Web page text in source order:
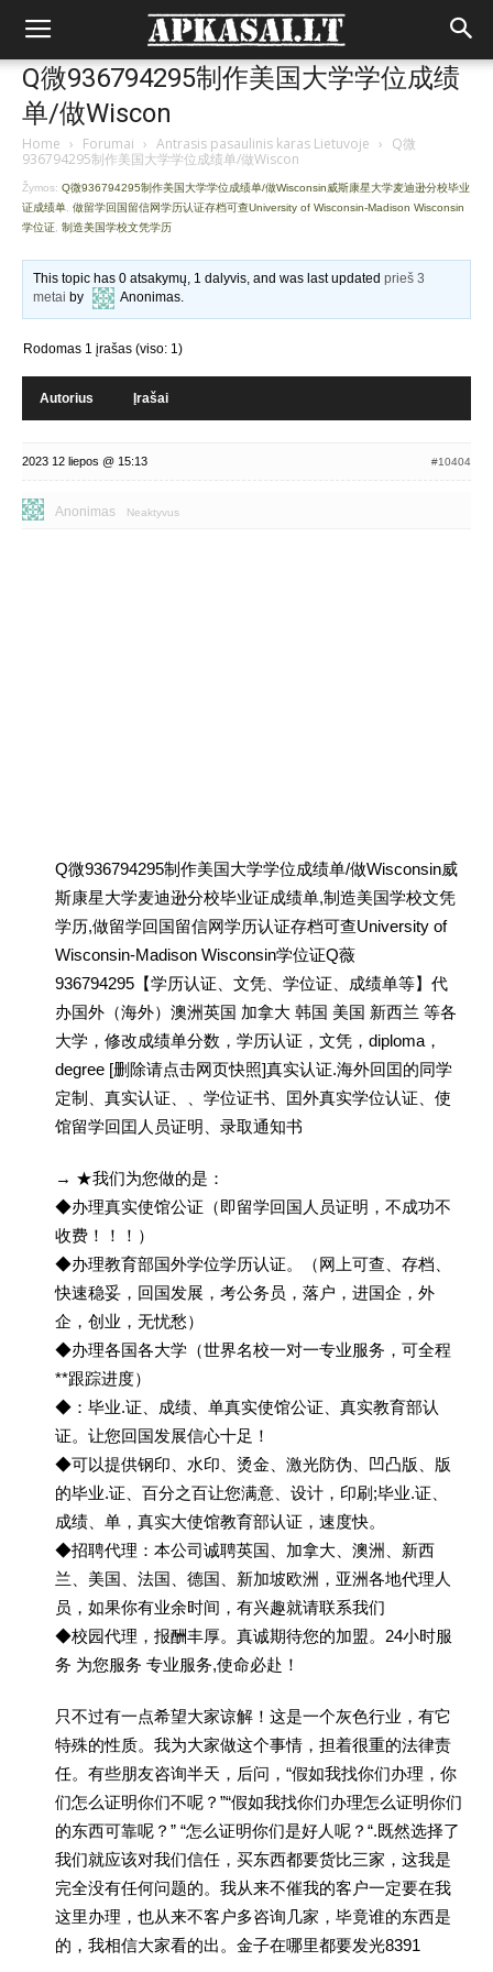
Q微936794295制作美国大学学位成绩
单/做Wiscon
Home › Forumai › Antrasis pasaulinis karas Lietuvoje › Q微
936794295制作美国大学学位成绩单/做Wiscon
Žymos: Q微936794295制作美国大学学位成绩单/做Wisconsin威斯康星大学麦迪逊分校毕业
证成绩单 做留学回国留信网学历认证存档可查University of Wisconsin-Madison Wisconsin
学位证 制造美国学校文凭学历
This topic has 0 atsakymų, 1 dalyvis, and was last updatedprieš 3
metai by Anonimas.
Rodomas 1 įrašas (viso: 1)
Autorius Įrašai
2023 12 liepos @ 15:13 #10404
Anonimas Neaktyvus
Q微936794295制作美国大学学位成绩单/做Wisconsin威
斯康星大学麦迪逊分校毕业证成绩单,制造美国学校文凭
学历,做留学回国留信网学历认证存档可查University of
Wisconsin-Madison Wisconsin学位证Q薇
936794295【学历认证、文凭、学位证、成绩单等】代
办国外（海外）澳洲英国 加拿大 韩国 美国 新西兰 等各
大学，修改成绩单分数，学历认证，文凭，diploma，
degree [删除请点击网页快照]真实认证.海外回囯的同学
定制、真实认证、、学位证书、囯外真实学位认证、使
馆留学回囯人员证明、录取通知书
→ ★我们为您做的是：
◆办理真实使馆公证（即留学回国人员证明，不成功不
收费！！！）
◆办理教育部国外学位学历认证。（网上可查、存档、
快速稳妥，回国发展，考公务员，落户，进国企，外
企，创业，无忧愁）
◆办理各国各大学（世界名校一对一专业服务，可全程
**跟踪进度）
◆：毕业.证、成绩、单真实使馆公证、真实教育部认
证。让您回国发展信心十足！
◆可以提供钢印、水印、烫金、激光防伪、凹凸版、版
的毕业.证、百分之百让您满意、设计，印刷;毕业.证、
成绩、单，真实大使馆教育部认证，速度快。
◆招聘代理：本公司诚聘英国、加拿大、澳洲、新西
兰、美国、法国、德国、新加坡欧洲，亚洲各地代理人
员，如果你有业余时间，有兴趣就请联系我们
◆校园代理，报酬丰厚。真诚期待您的加盟。24小时服
务 为您服务 专业服务,使命必赴！
只不过有一点希望大家谅解！这是一个灰色行业，有它
特殊的性质。我为大家做这个事情，担着很重的法律责
任。有些朋友咨询半天，后问，“假如我找你们办理，你
们怎么证明你们不呢？”“假如我找你们办理怎么证明你们
的东西可靠呢？” “怎么证明你们是好人呢？“.既然选择了
我们就应该对我们信任，买东西都要货比三家，这我是
完全没有任何问题的。我从来不催我的客户一定要在我
这里办理，也从来不客户多咨询几家，毕竟谁的东西是
的，我相信大家看的出。金子在哪里都要发光8391